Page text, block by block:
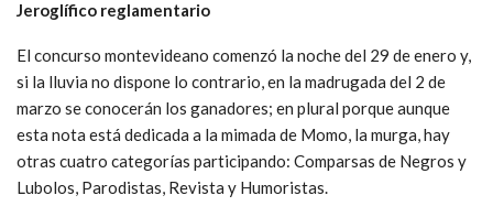
Jeroglífico reglamentario
El concurso montevideano comenzó la noche del 29 de enero y,
si la lluvia no dispone lo contrario, en la madrugada del 2 de
marzo se conocerán los ganadores; en plural porque aunque
esta nota está dedicada a la mimada de Momo, la murga, hay
otras cuatro categorías participando: Comparsas de Negros y
Lubolos, Parodistas, Revista y Humoristas.